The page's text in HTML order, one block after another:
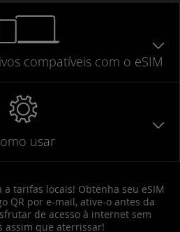
compatíveis com o eSIM
usar
a tarifas locais! Obtenha seu eSIM
QR por e-mail, ative-o antes da
de acesso à internet sem
assim que aterrissar!